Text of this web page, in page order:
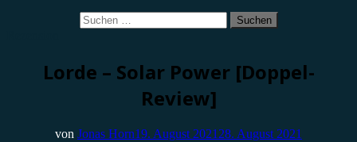
Suchen
nach:
Lorde – Solar Power [Doppel-
Review]
von Jonas Horn19. August 2021 28. August 2021